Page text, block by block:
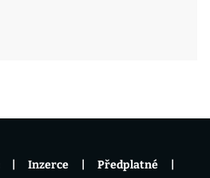
Inzerce Předplatné